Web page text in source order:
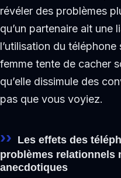
révéler des problèmes
qu’un partenaire ait une
l’utilisation du
femme tente de cacher
qu’elle dissimule des
pas que vous voyiez.
Les effets des
problèmes relationnels
anecdotiques